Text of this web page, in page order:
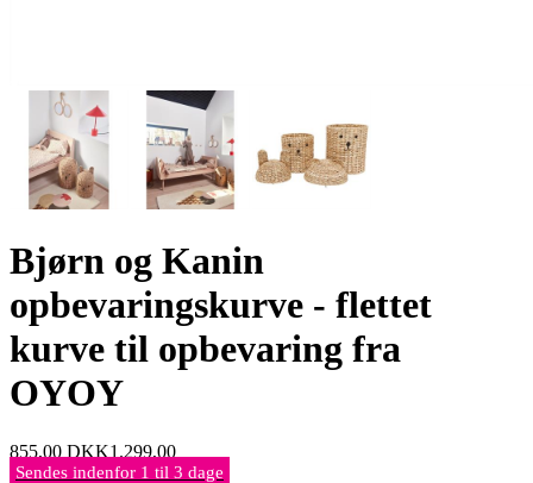
Bjørn og Kanin
opbevaringskurve - flettet
kurve til opbevaring fra
OYOY
855,00 DKK1.299,00
Sendes indenfor 1 til 3 dage